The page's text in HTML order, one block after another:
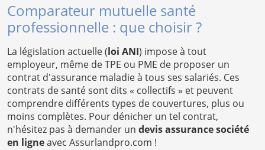
Comparateur mutuelle santé
professionnelle : que choisir ?
La législation actuelle (loi ANI) impose à tout
employeur, même de TPE ou PME de proposer un
contrat d'assurance maladie à tous ses salariés. Ces
contrats de santé sont dits « collectifs » et peuvent
comprendre différents types de couvertures, plus ou
moins complètes. Pour dénicher un tel contrat,
n'hésitez pas à demander un devis assurance société
en ligneavec Assurlandpro.com !